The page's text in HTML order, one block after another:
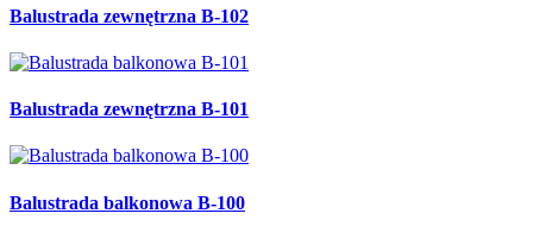
Balustrada zewnętrzna B-102
Balustrada zewnętrzna B-101
Balustrada balkonowa B-100